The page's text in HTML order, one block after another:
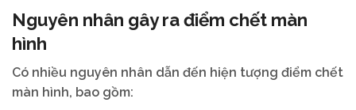
Nguyên nhân gây ra điểm chết màn
hình
Có nhiều nguyên nhân dẫn đến hiện tượng điểm chết
màn hình, bao gồm: